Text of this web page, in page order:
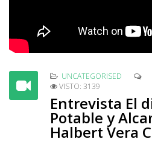
UNCATEGORISED
VISTO: 3139
Entrevista El
Potable y
Halbert Vera